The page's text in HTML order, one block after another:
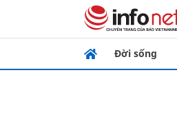
Đời sống